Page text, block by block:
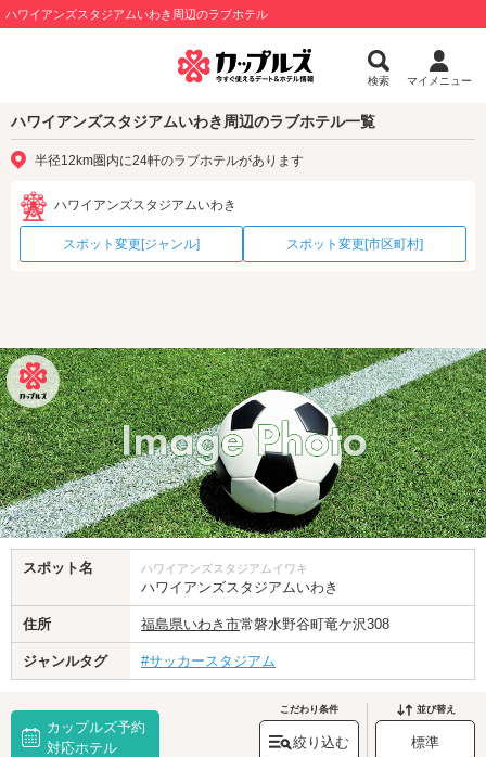
ハワイアンズスタジアムいわき周辺のラブホテル
検索 マイメニュー
ハワイアンズスタジアムいわき周辺のラブホテル一覧
半径12km圏内に24軒のラブホテルがあります
ハワイアンズスタジアムいわき
スポット変更[ジャンル] スポット変更[市区町村]
スポット名 ハワイアンズスタジアムイワキ
ハワイアンズスタジアムいわき
住所 福島県いわき市常磐水野谷町竜ケ沢308
ジャンルタグ #サッカースタジアム
カップルズ予約
対応ホテル
こだわり条件
絞り込む
並び替え
標準